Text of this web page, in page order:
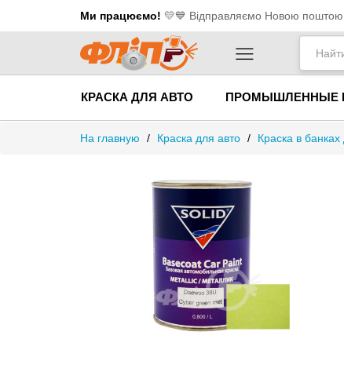
Ми працюємо! 💛​💙 Відправляємо Новою поштою
КРАСКА ДЛЯ АВТО ПРОМЫШЛЕННЫЕ
На главную / Краска для авто / Краска в банках